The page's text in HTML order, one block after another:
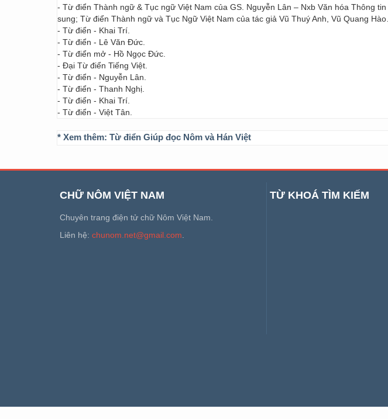
- Từ điển Thành ngữ & Tục ngữ Việt Nam của GS. Nguyễn Lân – Nxb Văn hóa Thông
sung; Từ điển Thành ngữ và Tục Ngữ Việt Nam của tác giả Vũ Thuý Anh, Vũ Quang
- Từ điển - Khai Trí.
- Từ điển - Lê Văn Đức.
- Từ điển mở - Hồ Ngọc Đức.
- Đại Từ điển Tiếng Việt.
- Từ điển - Nguyễn Lân.
- Từ điển - Thanh Nghị.
- Từ điển - Khai Trí.
- Từ điển - Việt Tân.
* Xem thêm: Từ điển Giúp đọc Nôm và Hán Việt
CHỮ NÔM VIỆT NAM
Chuyên trang điện tử chữ Nôm Việt Nam.
Liên hệ: chunom.net@gmail.com
TỪ KHOÁ TÌM KIẾM